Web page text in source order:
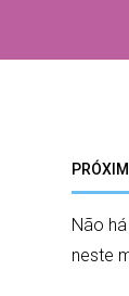
Não
neste